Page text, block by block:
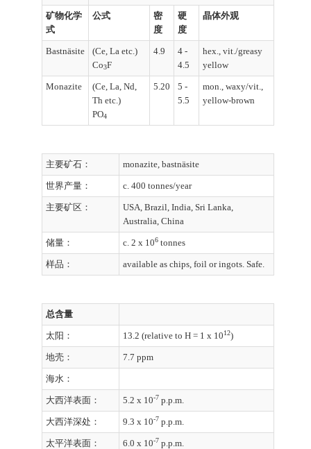
矿物化学
式
公式
密
度
硬
度
晶体外观
Bastnäsite
(Ce, La etc.)
Co3F
4.9
4 -
4.5
hex., vit./greasy
yellow
Monazite
(Ce, La, Nd,
Th etc.)
PO4
5.20
5 -
5.5
mon., waxy/vit.,
yellow-brown
主要矿石： monazite, bastnäsite
世界产量： c. 400 tonnes/year
主要矿区：
USA, Brazil, India, Sri Lanka,
Australia, China
储量： c. 2 x 106 tonnes
样品： available as chips, foil or ingots. Safe.
总含量
太阳： 13.2 (relative to H = 1 x 1012)
地壳： 7.7 ppm
海水：
大西洋表面： 5.2 x 10-7 p.p.m.
大西洋深处： 9.3 x 10-7 p.p.m.
太平洋表面： 6.0 x 10-7 p.p.m.